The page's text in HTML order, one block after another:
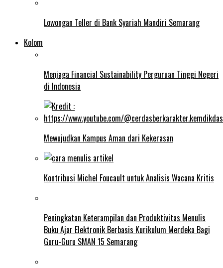
Lowongan Teller di Bank Syariah Mandiri Semarang
Kolom
Menjaga Financial Sustainability Perguruan Tinggi Negeri
di Indonesia
Mewujudkan Kampus Aman dari Kekerasan
Kontribusi Michel Foucault untuk Analisis Wacana Kritis
Peningkatan Keterampilan dan Produktivitas Menulis
Buku Ajar Elektronik Berbasis Kurikulum Merdeka Bagi
Guru-Guru SMAN 15 Semarang